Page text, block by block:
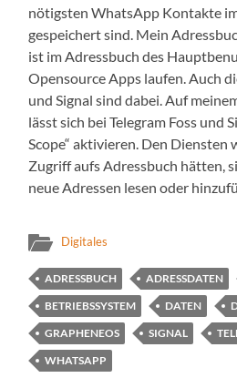
nötigsten WhatsApp Kontakte
gespeichert sind. Mein
ist im Adressbuch des
Opensource Apps laufen. Auch
und Signal sind dabei. Auf
lässt sich bei Telegram Foss und
Scope“ aktivieren. Den Diensten
Zugriff aufs Adressbuch hätten,
neue Adressen lesen oder
Digitales
ADRESSBUCH ADRESSDATEN
BETRIEBSSYSTEM
DATEN
GRAPHENEOS
SIGNAL
WHATSAPP